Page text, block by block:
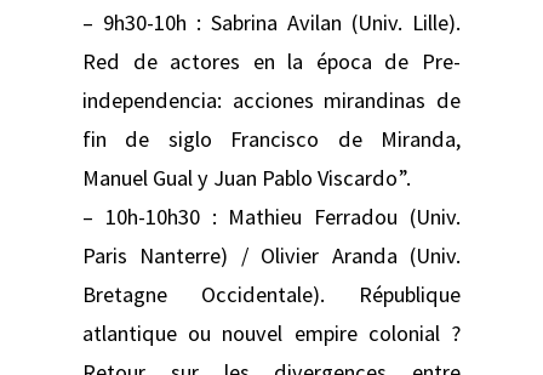
– 9h30-10h : Sabrina Avilan (Univ. Lille).
Red de actores en la época de Pre-
independencia: acciones mirandinas de
fin de siglo Francisco de Miranda,
Manuel Gual y Juan Pablo Viscardo”.
– 10h-10h30 : Mathieu Ferradou (Univ.
Paris Nanterre) / Olivier Aranda (Univ.
Bretagne Occidentale). République
atlantique ou nouvel empire colonial ?